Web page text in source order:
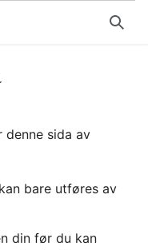
Søk
denne sida av
bare utføres av
din før du kan